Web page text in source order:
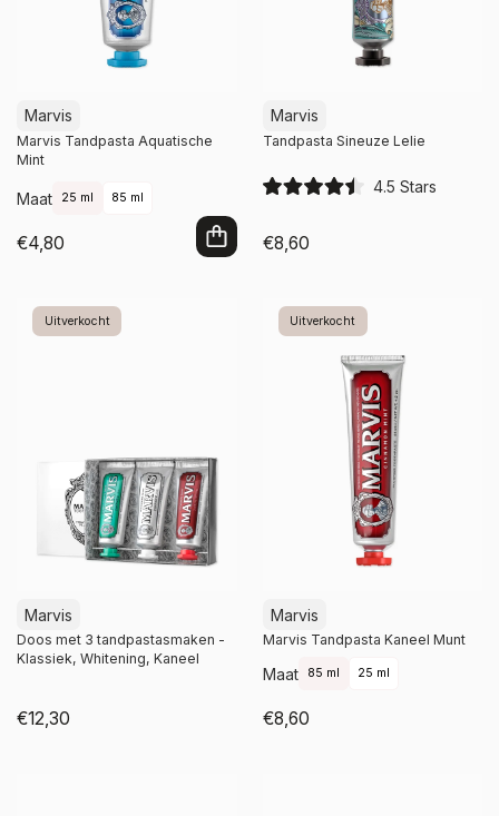
Marvis
Marvis Tandpasta Aquatische
Mint
Maat 25 ml 85 ml
€4,80
Marvis
Tandpasta Sineuze Lelie
R
e
4.5 Stars
€8,60
Uitverkocht
Marvis
Doos met 3 tandpastasmaken -
Klassiek, Whitening, Kaneel
€12,30
Uitverkocht
Marvis
Marvis Tandpasta Kaneel Munt
Maat 85 ml 25 ml
€8,60